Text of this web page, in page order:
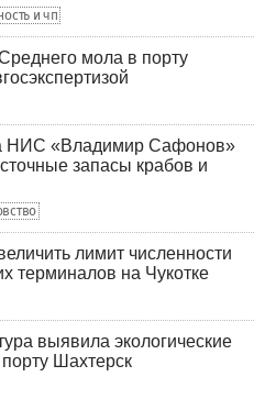
и чп
мола в порту
НИС «Владимир Сафонов»
запасы крабов и
лимит численности
терминалов на Чукотке
выявила экологические
Шахтерск